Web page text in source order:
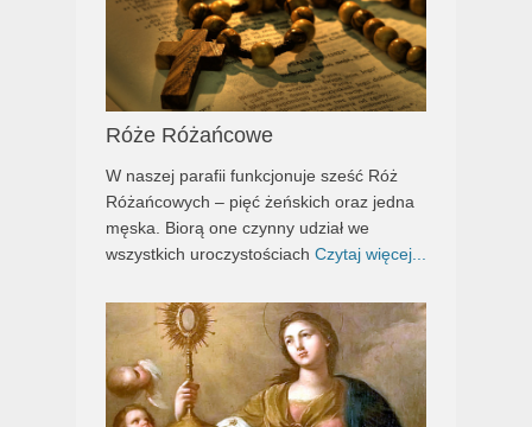
Róże Różańcowe
W naszej parafii funkcjonuje sześć Róż
Różańcowych – pięć żeńskich oraz jedna
męska. Biorą one czynny udział we
wszystkich uroczystościach Czytaj więcej...